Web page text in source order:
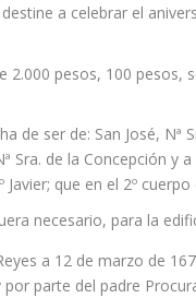
a celebrar el
2.000 pesos, 100 pesos,
de ser de: San José,
Sra. de la Concepción y
Javier; que en el 2º
necesario, para la
a 12 de marzo de
parte del padre